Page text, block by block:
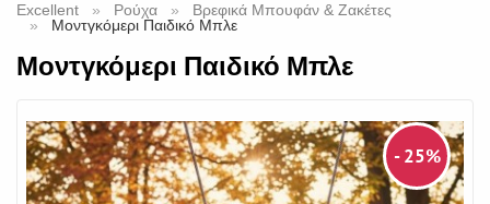
Excellent Ρούχα
Βρεφικά Μπουφάν & Ζακέτες
Μοντγκόμερι Παιδικό Μπλε
Μοντγκόμερι Παιδικό Μπλε
- 25%